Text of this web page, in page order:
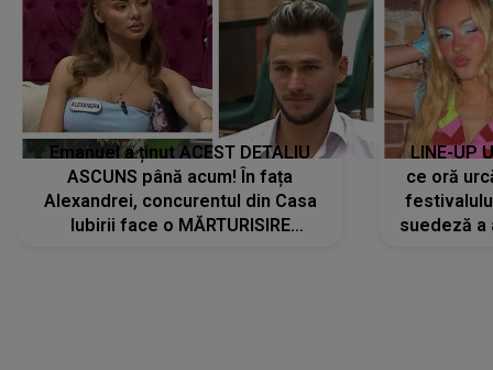
Emanuel a ținut ACEST DETALIU
ASCUNS până acum! În fața
Alexandrei, concurentul din Casa
Iubirii face o MĂRTURISIRE
LINE-UP
ce oră
suedeză a